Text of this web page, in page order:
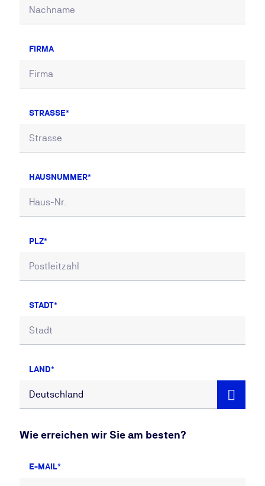
FIRMA
STRASSE
HAUSNUMMER
PLZ
STADT
LAND
Wie erreichen wir Sie am besten?
E-MAIL